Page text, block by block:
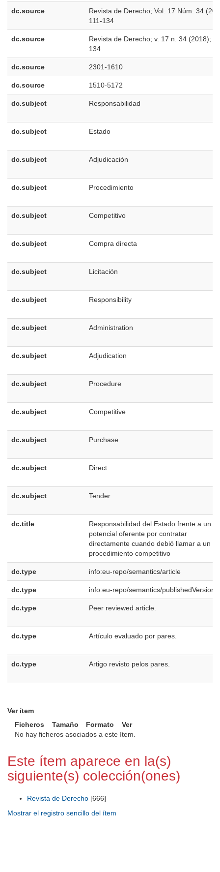
dc.source
Revista de Derecho; Vol. 17 Núm. 34
111-134
dc.source
Revista de Derecho; v. 17 n. 34 (2018);
134
dc.source 2301-1610
dc.source 1510-5172
dc.subject Responsabilidad
dc.subject Estado
dc.subject Adjudicación
dc.subject Procedimiento
dc.subject Competitivo
dc.subject Compra directa
dc.subject Licitación
dc.subject Responsibility
dc.subject Administration
dc.subject Adjudication
dc.subject Procedure
dc.subject Competitive
dc.subject Purchase
dc.subject Direct
dc.subject Tender
dc.title
Responsabilidad del Estado frente a un
potencial oferente por contratar
directamente cuando debió llamar a un
procedimiento competitivo
dc.type info:eu-repo/semantics/article
dc.type info:eu-repo/semantics/publishedVersion
dc.type Peer reviewed article.
dc.type Artículo evaluado por pares.
dc.type Artigo revisto pelos pares.
Ver ítem
Ficheros
Tamaño Formato
Ver
No hay ficheros asociados a este ítem.
Este ítem aparece en la(s)
siguiente(s) colección(ones)
Revista de Derecho [666]
Mostrar el registro sencillo del ítem